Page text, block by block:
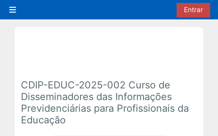
Painel lateral
Entrar
CDIP-EDUC-2025-002 Curso de
Disseminadores das Informações
Previdenciárias para Profissionais da
Educação